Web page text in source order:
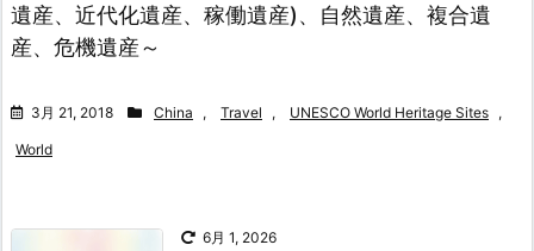
遺産、近代化遺産、稼働遺産)、自然遺産、複合遺
産、危機遺産～
3月 21, 2018 China , Travel , UNESCO World Heritage Sites ,
World
6月 1, 2026